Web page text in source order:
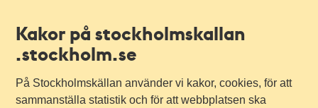
Kakor på stockholmskallan
.stockholm.se
På Stockholmskällan använder vi kakor, cookies, för att
sammanställa statistik och för att webbplatsen ska